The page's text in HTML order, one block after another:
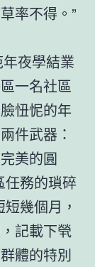
率不得。”
夜學結業
一名社區
忸怩的年
件武器：
美的圓
任務的瑣碎
幾個月，
記載下煢
體的特別